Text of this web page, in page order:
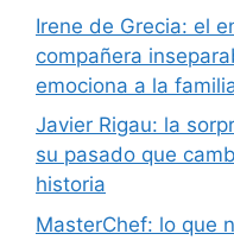
Irene de Grecia: el
compañera
emociona a la
Javier Rigau: la
su pasado que
historia
MasterChef: lo que